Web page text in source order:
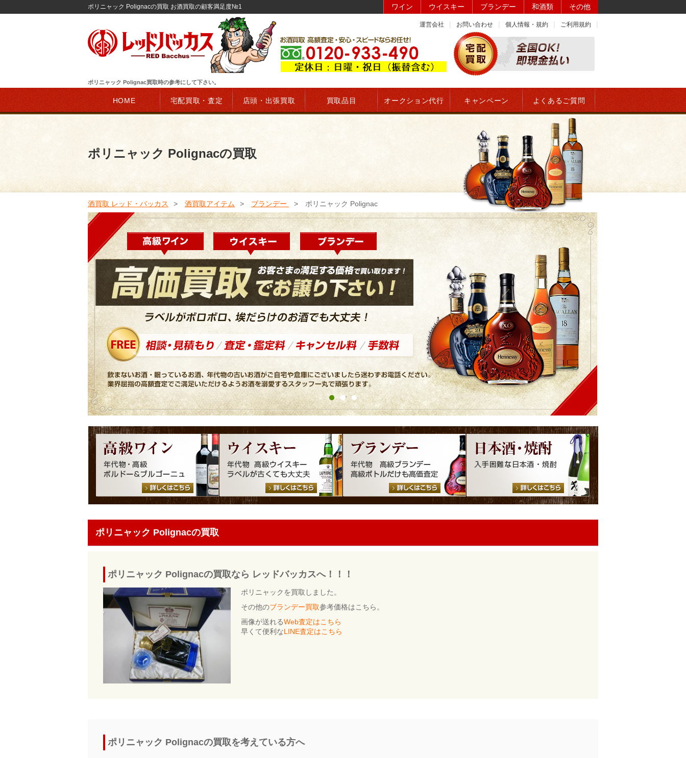
ポリニャック Polignacの買取 お酒買取の顧客満足度№1 ワイン ウイスキー ブランデー 和酒類 その他
運営会社 お問い合わせ 個人情報・規約 ご利用規約
ポリニャック Polignac買取時の参考にして下さい。
HOME 宅配買取・査定 店頭・出張買取 買取品目 オークション代行 キャンペーン よくあるご質問
ポリニャック Polignacの買取
酒買取 レッド・バッカス 酒買取アイテム ブランデー ポリニャック Polignac
ポリニャック Polignacの買取
ポリニャック Polignacの買取なら レッドバッカスへ！！！
ポリニャックを買取しました。
その他のブランデー買取参考価格はこちら。
画像が送れるWeb査定はこちら
早くて便利なLINE査定はこちら
ポリニャック Polignacの買取を考えている方へ